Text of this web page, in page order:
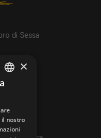
di Sessa
80
GERMAN
×
nostro